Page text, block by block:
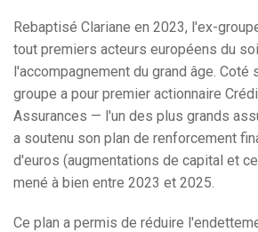
Rebaptisé Clariane en 2023, l'ex-
tout premiers acteurs européens du
l'accompagnement du grand âge. Coté
groupe a pour premier actionnaire
Assurances — l'un des plus grands
a soutenu son plan de renforcement
d'euros (augmentations de capital et
mené à bien entre 2023 et 2025.
Ce plan a permis de réduire